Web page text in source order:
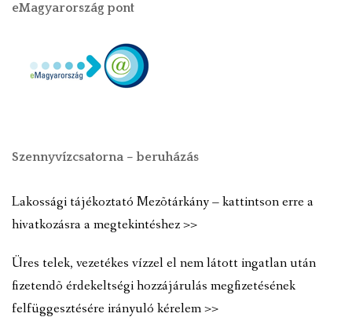
eMagyarország pont
Szennyvízcsatorna – beruházás
Lakossági tájékoztató Mezõtárkány – kattintson erre a
hivatkozásra a megtekintéshez >>
Üres telek, vezetékes vízzel el nem látott ingatlan után
fizetendõ érdekeltségi hozzájárulás megfizetésének
felfüggesztésére irányuló kérelem >>